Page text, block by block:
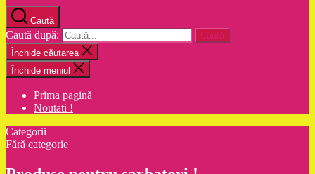
Caută
Caută după:
Închide căutarea
Închide meniul
Prima pagină
Noutati !
Categorii
Fără categorie